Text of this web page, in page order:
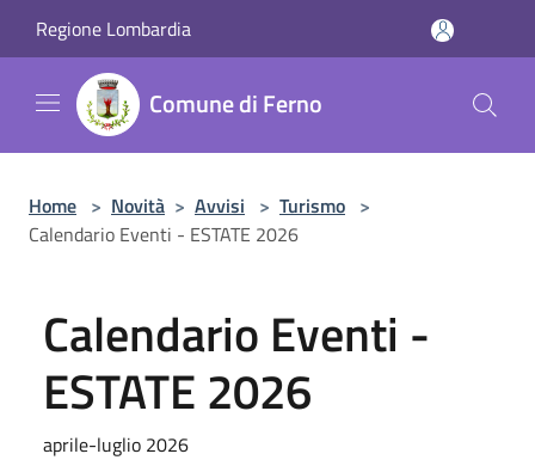
Regione Lombardia
Comune di Ferno
Home > Novità > Avvisi > Turismo >
Calendario Eventi - ESTATE 2026
Calendario Eventi -
ESTATE 2026
aprile-luglio 2026